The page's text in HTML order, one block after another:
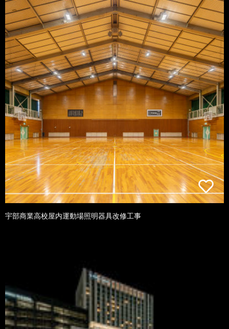
宇部商業高校屋内運動場照明器具改修工事